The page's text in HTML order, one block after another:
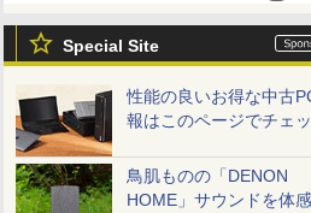
Special Site
性能の良いお得な中古
報はこのページでチェッ
鳥肌ものの「DENON
HOME」サウンドを体